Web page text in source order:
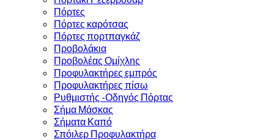
Πόρτες
Πόρτες καρότσας
Πόρτες πορτπαγκάζ
Προβολάκια
Προβολέας Ομίχλης
Προφυλακτήρες εμπρός
Προφυλακτήρες πίσω
Ρυθμιστής -Οδηγός Πόρτας
Σήμα Μάσκας
Σήματα Καπό
Σπόιλερ Προφυλακτήρα